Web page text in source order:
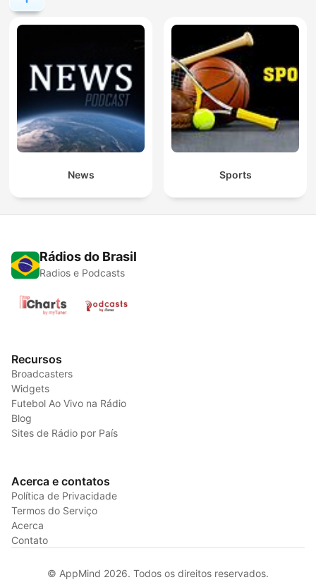
News Sports
Rádios do Brasil
Radios e Podcasts
Recursos
Broadcasters
Widgets
Futebol Ao Vivo na Rádio
Blog
Sites de Rádio por País
Acerca e contatos
Política de Privacidade
Termos do Serviço
Acerca
Contato
© AppMind 2026. Todos os direitos reservados.